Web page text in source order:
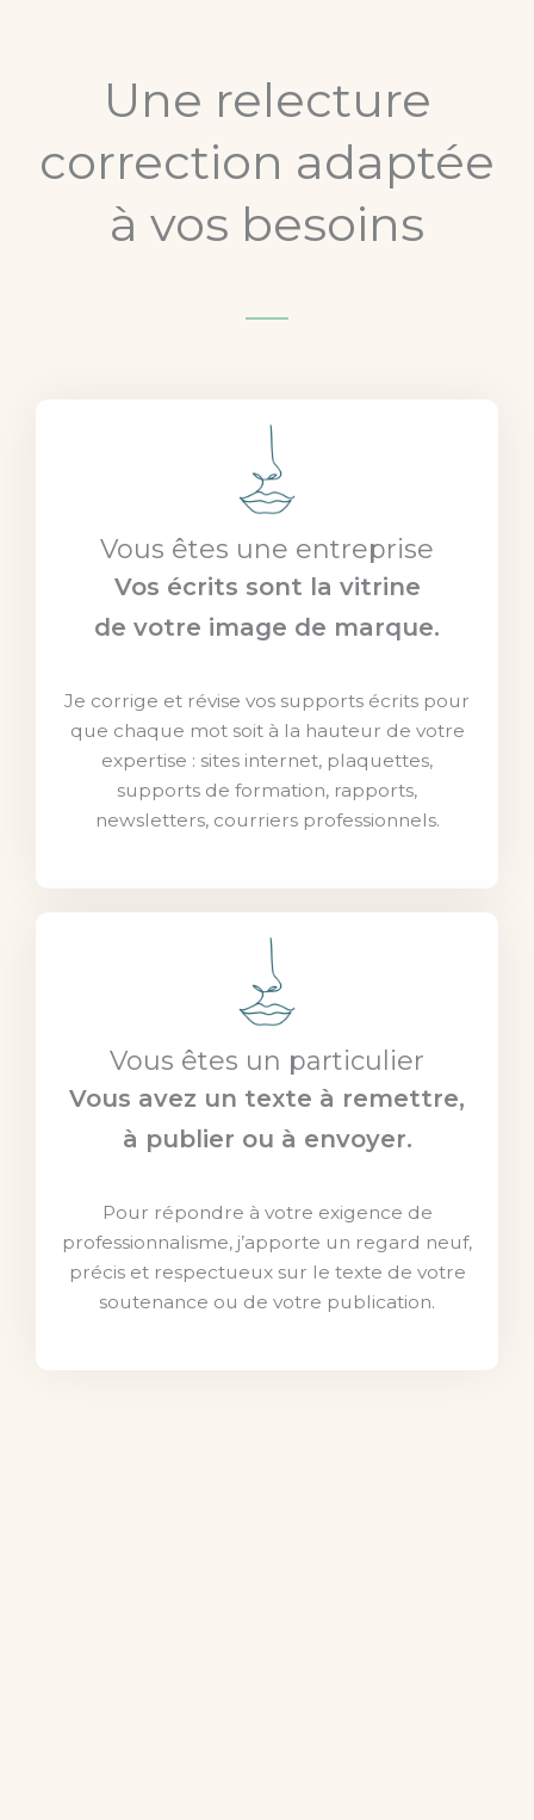
Une relecture
correction adaptée
à vos besoins
Vous êtes une entreprise
Vos écrits sont la vitrine
de votre image de marque.
Je corrige et révise vos supports écrits pour
que chaque mot soit à la hauteur de votre
expertise : sites internet, plaquettes,
supports de formation, rapports,
newsletters, courriers professionnels.
Vous êtes un particulier
Vous avez un texte à remettre,
à publier ou à envoyer.
Pour répondre à votre exigence de
professionnalisme, j’apporte un regard neuf,
précis et respectueux sur le texte de votre
soutenance ou de votre publication.